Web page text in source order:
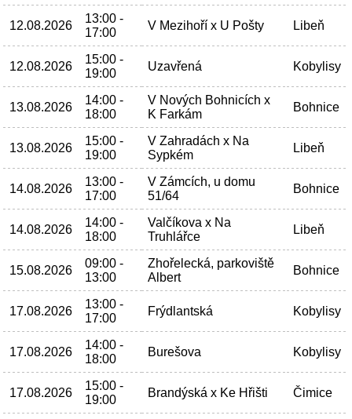
12.08.2026
13:00 -
17:00
V Mezihoří x U Pošty Libeň
12.08.2026
15:00 -
19:00
Uzavřená Kobylisy
13.08.2026
14:00 -
18:00
V Nových Bohnicích x
K Farkám
Bohnice
13.08.2026
15:00 -
19:00
V Zahradách x Na
Sypkém
Libeň
14.08.2026
13:00 -
17:00
V Zámcích, u domu
51/64
Bohnice
14.08.2026
14:00 -
18:00
Valčíkova x Na
Truhlářce
Libeň
15.08.2026
09:00 -
13:00
Zhořelecká, parkoviště
Albert
Bohnice
17.08.2026
13:00 -
17:00
Frýdlantská Kobylisy
17.08.2026
14:00 -
18:00
Burešova Kobylisy
17.08.2026
15:00 -
19:00
Brandýská x Ke Hřišti Čimice